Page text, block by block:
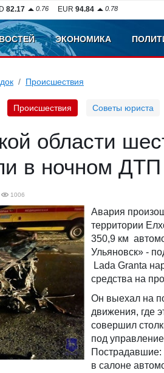
82.17 0.76 EUR 94.84 0.78
ЭКОНОМИКА
Происшествия
Происшествия Советы юриста
области
в ночном ДТП
1006
Авария
территории
350,9 км
Ульяновск» -
Lada Granta
средства на
Он выехал на
движения, где
совершил
под
Пострадавшие:
в салоне